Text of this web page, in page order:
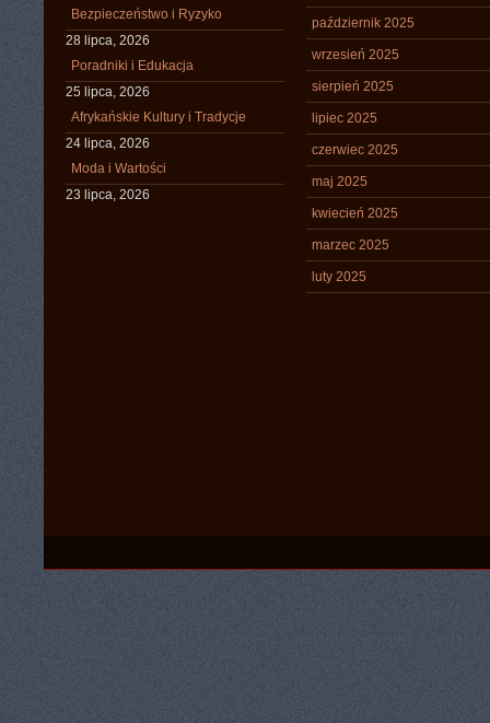
Bezpieczeństwo i Ryzyko
28 lipca, 2026
Poradniki i Edukacja
25 lipca, 2026
Afrykańskie Kultury i Tradycje
24 lipca, 2026
Moda i Wartości
23 lipca, 2026
październik 2025
wrzesień 2025
sierpień 2025
lipiec 2025
czerwiec 2025
maj 2025
kwiecień 2025
marzec 2025
luty 2025